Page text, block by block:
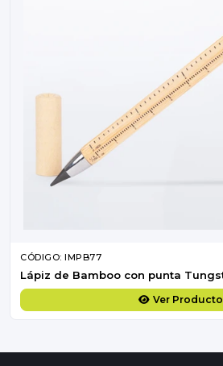
CÓDIGO: IMPB77
Ver Producto